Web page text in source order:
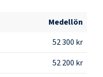
Medellön
52 300 kr
52 200 kr